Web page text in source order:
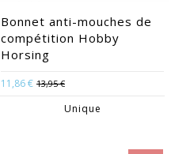
Bonnet anti-mouches de
compétition Hobby
Horsing
11,86 € 13,95 €
Unique